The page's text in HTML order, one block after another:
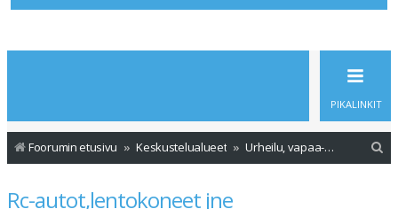
PIKALINKIT
Foorumin etusivu Keskustelualueet Urheilu, vapaa-aika ja ajoneuvot
Rc-autot,lentokoneet jne